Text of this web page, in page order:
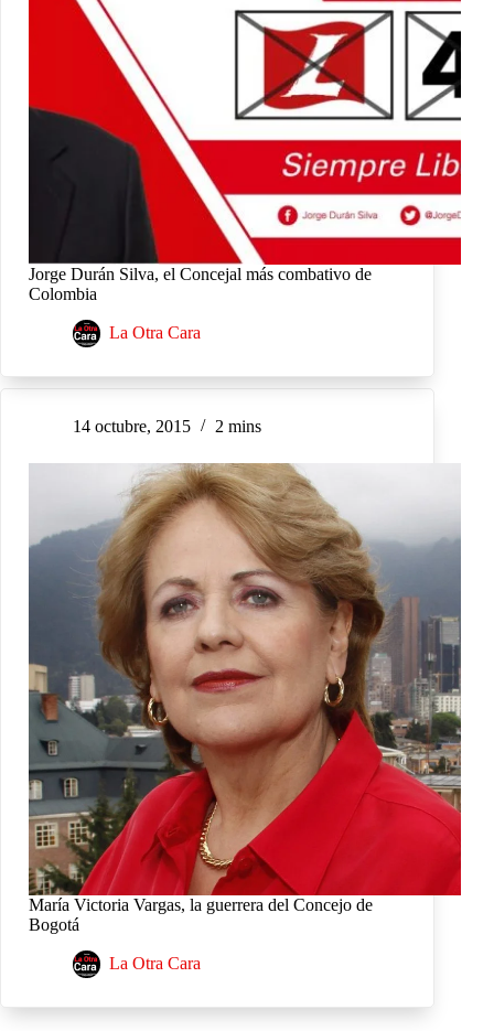
Jorge Durán Silva, el Concejal más combativo de
Colombia
La Otra Cara
14 octubre, 2015 2 mins
María Victoria Vargas, la guerrera del Concejo de
Bogotá
La Otra Cara